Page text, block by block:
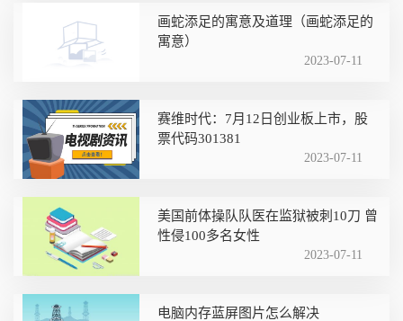
画蛇添足的寓意及道理（画蛇添足的
寓意）
2023-07-11
赛维时代：7月12日创业板上市，股
票代码301381
2023-07-11
美国前体操队队医在监狱被刺10刀 曾
性侵100多名女性
2023-07-11
电脑内存蓝屏图片怎么解决